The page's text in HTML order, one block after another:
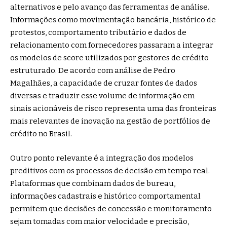
alternativos e pelo avanço das ferramentas de análise.
Informações como movimentação bancária, histórico de
protestos, comportamento tributário e dados de
relacionamento com fornecedores passaram a integrar
os modelos de score utilizados por gestores de crédito
estruturado. De acordo com análise de Pedro
Magalhães, a capacidade de cruzar fontes de dados
diversas e traduzir esse volume de informação em
sinais acionáveis de risco representa uma das fronteiras
mais relevantes de inovação na gestão de portfólios de
crédito no Brasil.
Outro ponto relevante é a integração dos modelos
preditivos com os processos de decisão em tempo real.
Plataformas que combinam dados de bureau,
informações cadastrais e histórico comportamental
permitem que decisões de concessão e monitoramento
sejam tomadas com maior velocidade e precisão,